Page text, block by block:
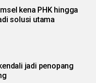
kena PHK hingga
solusi utama
jadi penopang